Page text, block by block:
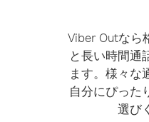
Viber Outなら
と長い時間通
ます。様々な
自分にぴった
選び